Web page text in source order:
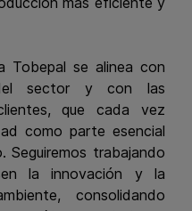
Tobepal se alinea con
sector y con las
que cada vez
como parte esencial
Seguiremos trabajando
la innovación y la
consolidando